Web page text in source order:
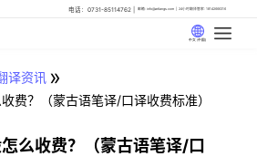
电话：0731-85114762 邮箱: info@artlangs.com 24小时翻译管家: 18142666316
中文 (中国)
译资讯 »
费？（蒙古语笔译/口译收费标准）
么收费？（蒙古语笔译/口